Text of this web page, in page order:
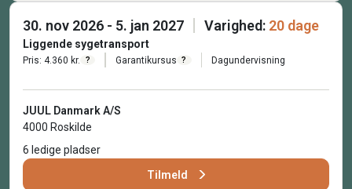
30. nov 2026 - 5. jan 2027 Varighed: 20 dage
Liggende sygetransport
Pris: 4.360 kr. ? Garantikursus ? Dagundervisning
JUUL Danmark A/S
4000 Roskilde
6 ledige pladser
Tilmeld